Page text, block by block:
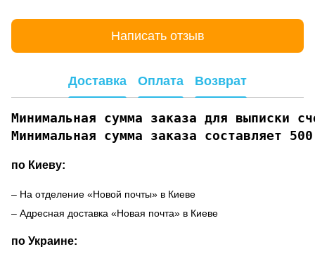
Написать отзыв
Доставка Оплата Возврат
Минимальная сумма заказа для выписки
Минимальная сумма заказа составляет
по Киеву:
– На отделение «Новой почты» в Киеве
– Адресная доставка «Новая почта» в Киеве
по Украине: